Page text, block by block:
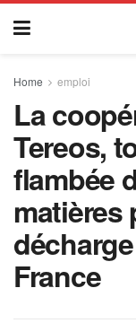
Home emploi
La
Tereos,
flambée
matières
France